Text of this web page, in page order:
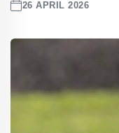
26 APRIL 2026